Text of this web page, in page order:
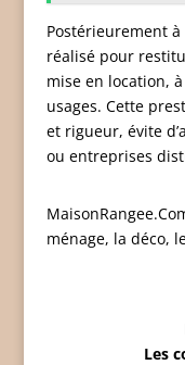
Postérieurement
réalisé pour
mise en location,
usages. Cette
et rigueur, évite
ou entreprises
ménage, la déco,
Les